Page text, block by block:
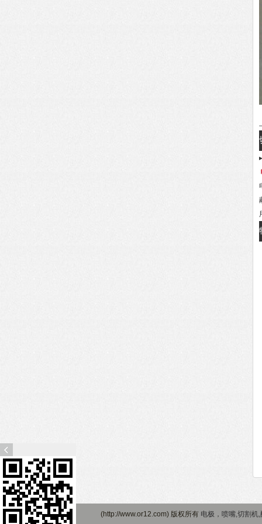
(http://www.or12.com) 版权所有 电极，喷嘴,切割
访
问
手
机